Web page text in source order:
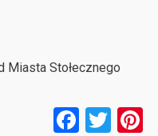
Miasta Stołecznego
F T